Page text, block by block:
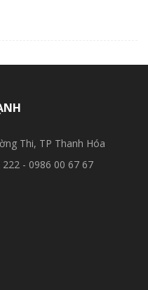
Thi, TP Thanh Hóa
- 0986 00 67 67